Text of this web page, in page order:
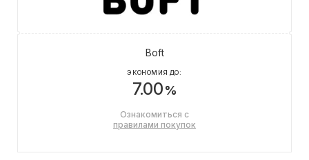
Boft
ЭКОНОМИЯ ДО:
7.00%
Ознакомиться с
правилами покупок